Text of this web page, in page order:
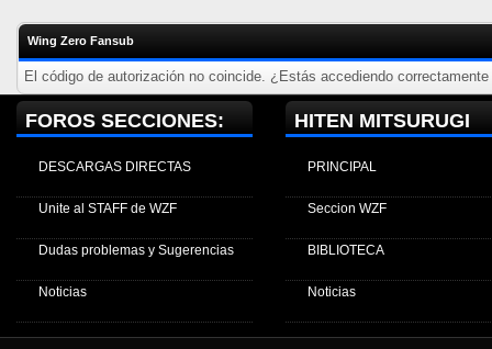
Wing Zero Fansub
El código de autorización no coincide. ¿Estás accediendo
FOROS SECCIONES:
DESCARGAS DIRECTAS
Unite al STAFF de WZF
Dudas problemas y Sugerencias
Noticias
HITEN MITSURUGI
PRINCIPAL
Seccion WZF
BIBLIOTECA
Noticias